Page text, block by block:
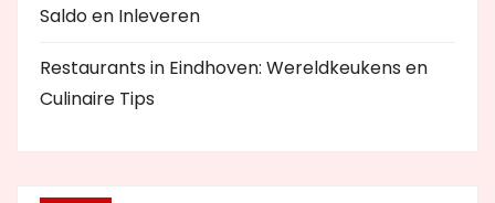
Saldo en Inleveren
Restaurants in Eindhoven: Wereldkeukens en
Culinaire Tips